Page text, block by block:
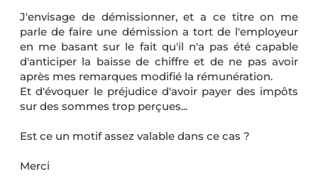
J'envisage de démissionner, et a ce titre on me
parle de faire une démission a tort de l'employeur
en me basant sur le fait qu'il n'a pas été capable
d'anticiper la baisse de chiffre et de ne pas avoir
après mes remarques modifié la rémunération.
Et d'évoquer le préjudice d'avoir payer des impôts
sur des sommes trop perçues...
Est ce un motif assez valable dans ce cas ?
Merci